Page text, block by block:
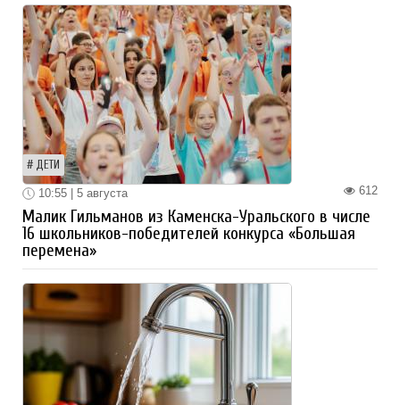
ДЕТИ
612
10:55 | 5 августа
Малик Гильманов из Каменска-Уральского в числе
16 школьников-победителей конкурса «Большая
перемена»